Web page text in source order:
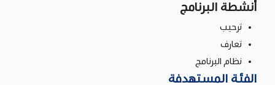
أنشطة البرنامج
ترحيب
تعارف
نظام البرنامج
الفئة المستهدفة